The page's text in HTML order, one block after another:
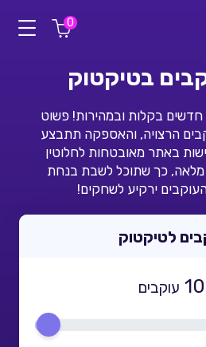
0
בטיקטוק
בקלות ובמהירות! פשוט
הרצויה, והאספקה תתבצע
באתר מאובטחות לחלוטין
מלאה, כך שתוכל לשבת בנחת
ירקיע לשחקים!
לטיקטוק
עוקבים